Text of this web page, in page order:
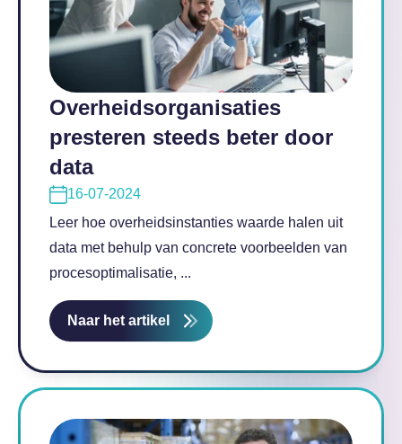
Overheidsorganisaties
presteren steeds beter door
data
16-07-2024
Leer hoe overheidsinstanties waarde halen uit
data met behulp van concrete voorbeelden van
procesoptimalisatie, ...
Naar het artikel